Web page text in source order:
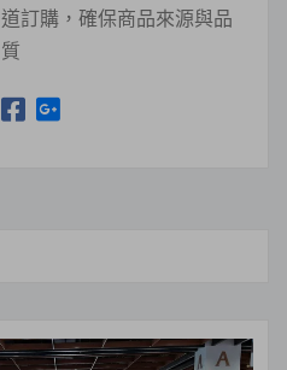
道訂購，確保商品來源與品
質